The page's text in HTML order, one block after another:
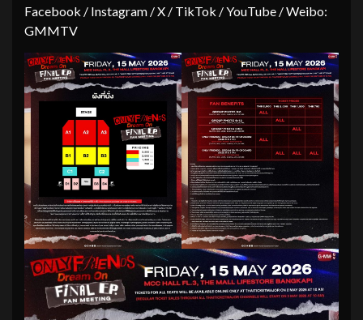
Facebook / Instagram / X / TikTok / YouTube / Weibo:
GMMTV